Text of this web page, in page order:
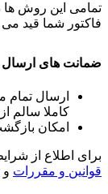
تمامی این روش
فاکتور شما قید
ضمانت های ارسال
ارسال
کاملا سالم
امکان
برای اطلاع از
قوانین و مقررات و